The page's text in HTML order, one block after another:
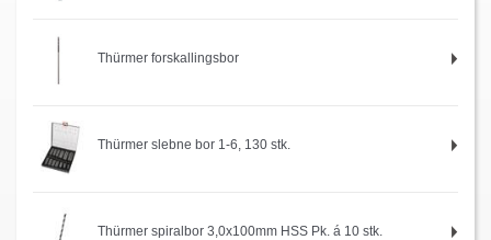
Thürmer forskallingsbor
Thürmer slebne bor 1-6, 130 stk.
Thürmer spiralbor 3,0x100mm HSS Pk. á 10 stk.